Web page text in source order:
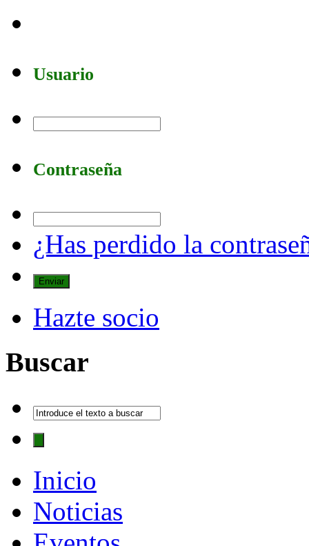
Usuario
Contraseña
¿Has perdido la
Hazte socio
Buscar
Inicio
Noticias